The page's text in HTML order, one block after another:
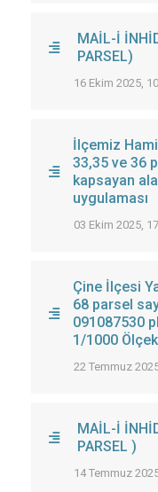
MAİL-İ
PARSEL)
16 Ekim 2025,
İlçemiz
33,35 ve 36
kapsayan
uygulaması
03 Ekim 2025,
Çine İlçesi
68 parsel
091087530
1/1000
22 Temmuz
MAİL-İ
PARSEL )
14 Temmuz